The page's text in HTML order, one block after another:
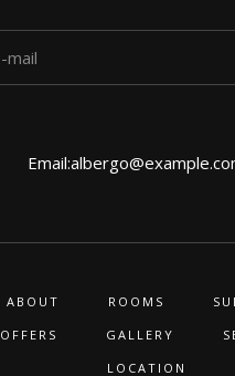
Email:
ABOUT ROOMS
OFFERS
GALLERY
LOCATION